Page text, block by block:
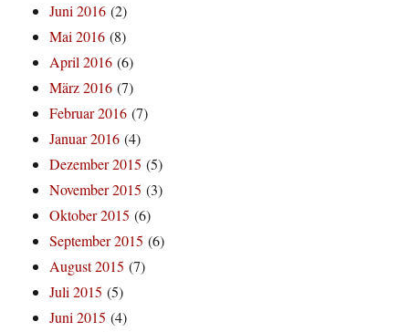
Juni 2016 (2)
Mai 2016 (8)
April 2016 (6)
März 2016 (7)
Februar 2016 (7)
Januar 2016 (4)
Dezember 2015 (5)
November 2015 (3)
Oktober 2015 (6)
September 2015 (6)
August 2015 (7)
Juli 2015 (5)
Juni 2015 (4)